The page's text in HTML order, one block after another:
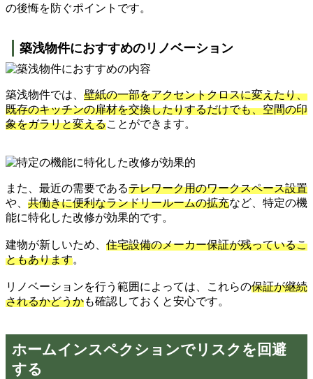
の後悔を防ぐポイントです。
築浅物件におすすめのリノベーション
築浅物件では、 壁紙の一部をアクセントクロスに変えたり、
既存のキッチンの扉材を交換したりするだけでも、空間の印
象をガラリと変えることができます。
また、最近の需要であるテレワーク用のワークスペース設置
や、 共働きに便利なランドリールームの拡充など、特定の機
能に特化した改修が効果的です。
建物が新しいため、 住宅設備のメーカー保証が残っているこ
ともあります。
リノベーションを行う範囲によっては、これらの保証が継続
されるかどうかも確認しておくと安心です。
ホームインスペクションでリスクを回避
する